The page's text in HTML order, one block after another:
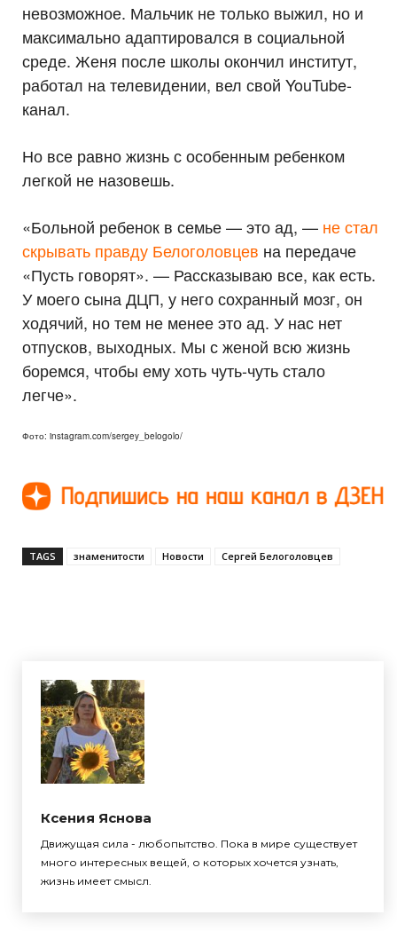
невозможное. Мальчик не только выжил, но и
максимально адаптировался в социальной
среде. Женя после школы окончил институт,
работал на телевидении, вел свой YouTube-
канал.
Но все равно жизнь с особенным ребенком
легкой не назовешь.
«Больной ребенок в семье — это ад, — не стал
скрывать правду Белоголовцев на передаче
«Пусть говорят». — Рассказываю все, как есть.
У моего сына ДЦП, у него сохранный мозг, он
ходячий, но тем не менее это ад. У нас нет
отпусков, выходных. Мы с женой всю жизнь
боремся, чтобы ему хоть чуть-чуть стало
легче».
Фото: instagram.com/sergey_belogolo/
TAGS знаменитости Новости Сергей Белоголовцев
Ксения Яснова
Движущая сила - любопытство. Пока в мире существует
много интересных вещей, о которых хочется узнать,
жизнь имеет смысл.